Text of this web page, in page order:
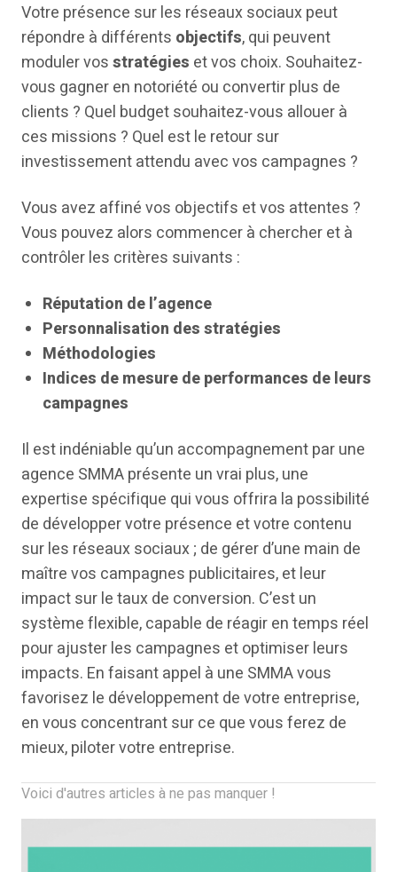
Votre présence sur les réseaux sociaux peut
répondre à différents objectifs, qui peuvent
moduler vosstratégies et vos choix. Souhaitez-
vous gagner en notoriété ou convertir plus de
clients ? Quel budget souhaitez-vous allouer à
ces missions ? Quel est le retour sur
investissement attendu avec vos campagnes ?
Vous avez affiné vos objectifs et vos attentes ?
Vous pouvez alors commencer à chercher et à
contrôler les critères suivants :
Réputation de l’agence
Personnalisation des stratégies
Méthodologies
Indices de mesure de performances de leurs
campagnes
Il est indéniable qu’un accompagnement par une
agence SMMA présente un vrai plus, une
expertise spécifique qui vous offrira la possibilité
de développer votre présence et votre contenu
sur les réseaux sociaux ; de gérer d’une main de
maître vos campagnes publicitaires, et leur
impact sur le taux de conversion. C’est un
système flexible, capable de réagir en temps réel
pour ajuster les campagnes et optimiser leurs
impacts. En faisant appel à une SMMA vous
favorisez le développement de votre entreprise,
en vous concentrant sur ce que vous ferez de
mieux, piloter votre entreprise.
Voici d'autres articles à ne pas manquer !